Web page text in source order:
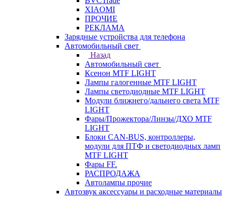
XIAOMI
ПРОЧИЕ
РЕКЛАМА
Зарядные устройства для телефона
Автомобильный свет
Назад
Автомобильный свет
Ксенон MTF LIGHT
Лампы галогенные MTF LIGHT
Лампы светодиодные MTF LIGHT
Модули ближнего/дальнего света MTF
LIGHT
Фары/Прожектора/Линзы/ДХО MTF
LIGHT
Блоки CAN-BUS, контроллеры,
модули для ПТФ и светодиодных ламп
MTF LIGHT
Фары FF.
РАСПРОДАЖА
Автолампы прочие
Автозвук аксессуары и расходные материалы